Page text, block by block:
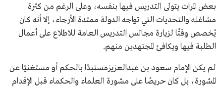
بعض المرات يتولى التدريس فيها بنفسه، وعلى الرغم من كثرة
مشاغله والتحديات التي تواجه الدولة ممتدة الأرجاء، إلا أنه كان
يُخصص وقتًا لزيارة مجالس التدريس العامة للاطلاع على أعمال
الطلبة فيها ويكافئ المجتهدين منهم.
لم يكن الإمام سعود بن عبدالعزيزمستبدًا بالحكم أو مستغنيًا عن
المشورة، بل كان حريصًا على مشورة العلماء والحكماء قبل الإقدام